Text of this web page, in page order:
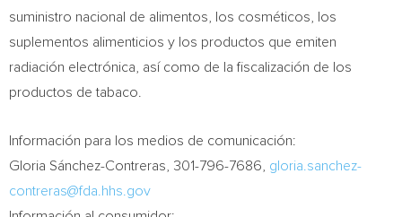
suministro nacional de alimentos, los cosméticos, los
suplementos alimenticios y los productos que emiten
radiación electrónica, así como de la fiscalización de los
productos de tabaco.
Información para los medios de comunicación:
Gloria Sánchez-Contreras, 301-796-7686, gloria.sanchez-
contreras@fda.hhs.gov